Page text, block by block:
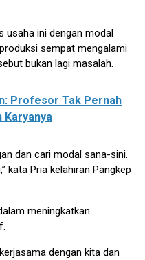
usaha ini dengan modal
sempat mengalami
bukan lagi masalah.
Profesor Tak Pernah
Karyanya
dan cari modal sana-sini.
kata Pria kelahiran Pangkep
meningkatkan
dengan kita dan